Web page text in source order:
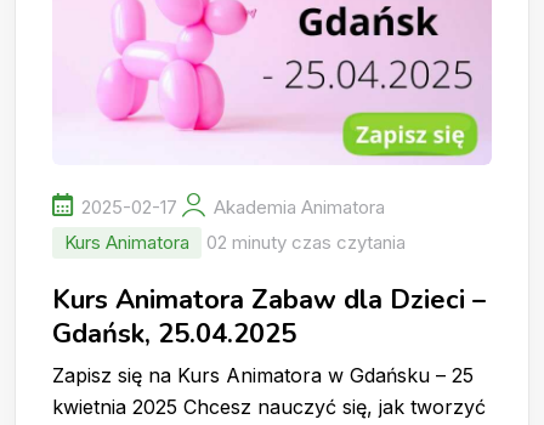
2025-02-17
Akademia Animatora
Kurs Animatora
02 minuty czas czytania
Kurs Animatora Zabaw dla Dzieci –
Gdańsk, 25.04.2025
Zapisz się na Kurs Animatora w Gdańsku – 25
kwietnia 2025 Chcesz nauczyć się, jak tworzyć